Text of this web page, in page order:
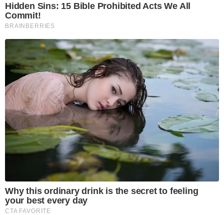
Hidden Sins: 15 Bible Prohibited Acts We All
Commit!
BRAINBERRIES
Why this ordinary drink is the secret to feeling
your best every day
CTA FAVORITE